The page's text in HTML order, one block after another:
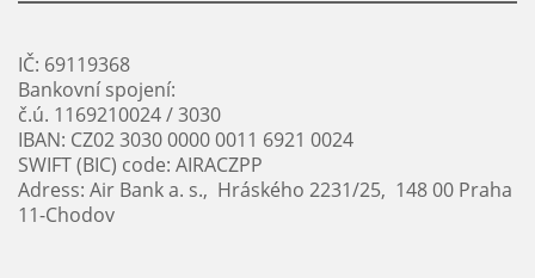
IČ: 69119368
Bankovní spojení:
č.ú. 1169210024 / 3030
IBAN: CZ02 3030 0000 0011 6921 0024
SWIFT (BIC) code: AIRACZPP
Adress: Air Bank a. s., Hráského 2231/25, 148 00 Praha
11-Chodov